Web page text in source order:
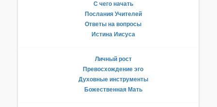
С чего начать
Послания Учителей
Ответы на вопросы
Истина Иисуса
Личный рост
Превосхождение эго
Духовные инструменты
Божественная Мать